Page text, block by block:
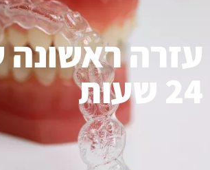
עזרה ראשונה
24 שעות